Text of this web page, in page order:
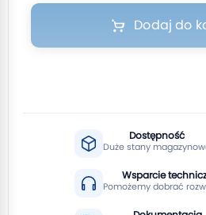
Dodaj do
Dostępność
Duże stany
Wsparcie
Pomożemy dobrać